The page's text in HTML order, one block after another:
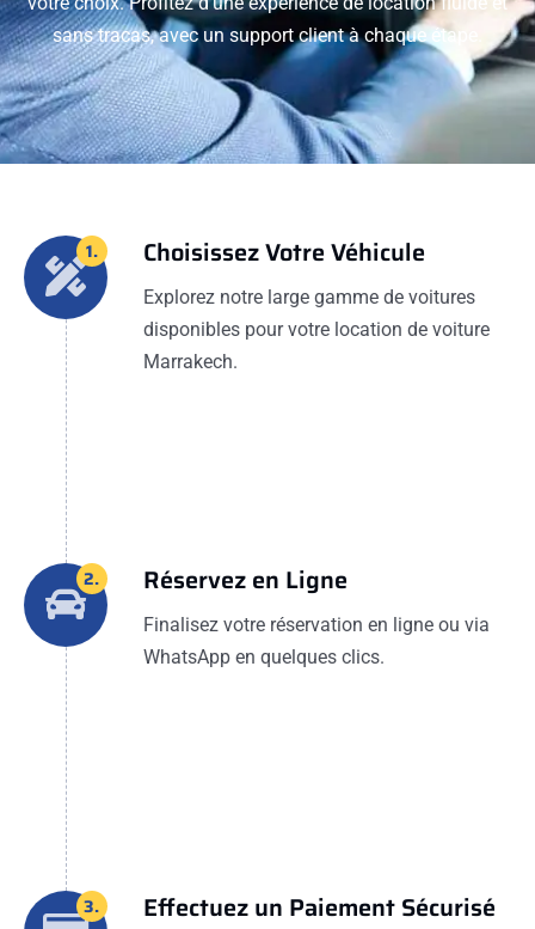
sans tracas, avec un support client à chaque étape.
1. Choisissez Votre Véhicule
Explorez notre large gamme de voitures
disponibles pour votre location de voiture
Marrakech.
2. Réservez en Ligne
Finalisez votre réservation en ligne ou via
WhatsApp en quelques clics.
3. Effectuez un Paiement Sécurisé